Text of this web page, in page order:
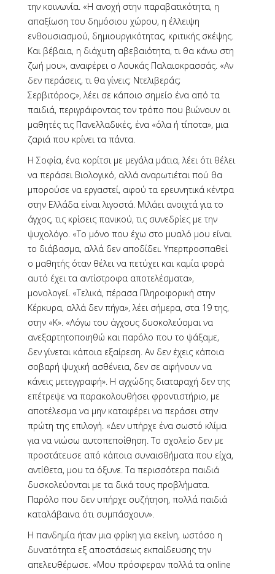
την κοινωνία. «Η ανοχή στην παραβατικότητα, η
απαξίωση του δημόσιου χώρου, η έλλειψη
ενθουσιασμού, δημιουργικότητας, κριτικής σκέψης.
Και βέβαια, η διάχυτη αβεβαιότητα, τι θα κάνω στη
ζωή μου», αναφέρει ο Λουκάς Παλαιοκρασσάς. «Αν
δεν περάσεις, τι θα γίνεις; Ντελιβεράς;
Σερβιτόρος;», λέει σε κάποιο σημείο ένα από τα
παιδιά, περιγράφοντας τον τρόπο που βιώνουν οι
μαθητές τις Πανελλαδικές, ένα «όλα ή τίποτα», μια
ζαριά που κρίνει τα πάντα.
Η Σοφία, ένα κορίτσι με μεγάλα μάτια, λέει ότι θέλει
να περάσει Βιολογικό, αλλά αναρωτιέται πού θα
μπορούσε να εργαστεί, αφού τα ερευνητικά κέντρα
στην Ελλάδα είναι λιγοστά. Μιλάει ανοιχτά για το
άγχος, τις κρίσεις πανικού, τις συνεδρίες με την
ψυχολόγο. «Το μόνο που έχω στο μυαλό μου είναι
το διάβασμα, αλλά δεν αποδίδει. Υπερπροσπαθεί
ο μαθητής όταν θέλει να πετύχει και καμία φορά
αυτό έχει τα αντίστροφα αποτελέσματα»,
μονολογεί. «Τελικά, πέρασα Πληροφορική στην
Κέρκυρα, αλλά δεν πήγα», λέει σήμερα, στα 19 της,
στην «Κ». «Λόγω του άγχους δυσκολεύομαι να
ανεξαρτητοποιηθώ και παρόλο που το ψάξαμε,
δεν γίνεται κάποια εξαίρεση. Αν δεν έχεις κάποια
σοβαρή ψυχική ασθένεια, δεν σε αφήνουν να
κάνεις μετεγγραφή». Η αγχώδης διαταραχή δεν της
επέτρεψε να παρακολουθήσει φροντιστήριο, με
αποτέλεσμα να μην καταφέρει να περάσει στην
πρώτη της επιλογή. «Δεν υπήρχε ένα σωστό κλίμα
για να νιώσω αυτοπεποίθηση. Το σχολείο δεν με
προστάτευσε από κάποια συναισθήματα που είχα,
αντίθετα, μου τα όξυνε. Τα περισσότερα παιδιά
δυσκολεύονται με τα δικά τους προβλήματα.
Παρόλο που δεν υπήρχε συζήτηση, πολλά παιδιά
καταλάβαινα ότι συμπάσχουν».
Η πανδημία ήταν μια φρίκη για εκείνη, ωστόσο η
δυνατότητα εξ αποστάσεως εκπαίδευσης την
απελευθέρωσε. «Μου πρόσφεραν πολλά τα online